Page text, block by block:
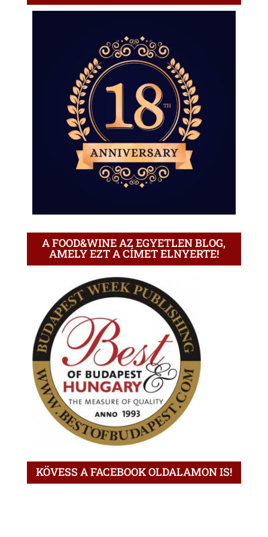
A FOOD&WINE AZ EGYETLEN BLOG,
AMELY EZT A CÍMET ELNYERTE!
KÖVESS A FACEBOOK OLDALAMON IS!